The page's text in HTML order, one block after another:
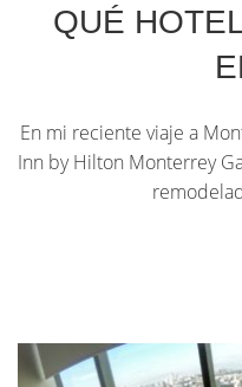
QUÉ
En mi reciente viaje a
Inn by Hilton Monterrey